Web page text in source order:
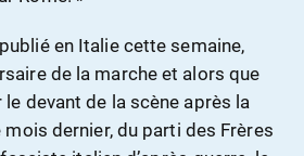
en Italie cette semaine,
de la marche et alors que
devant de la scène après la
dernier, du parti des Frères